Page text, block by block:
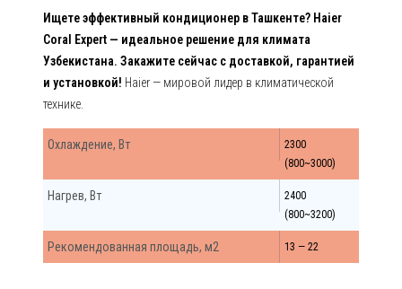
Ищете эффективный кондиционер в Ташкенте? Haier
Coral Expert — идеальное решение для климата
Узбекистана. Закажите сейчас с доставкой, гарантией
и установкой! Haier — мировой лидер в климатической
технике.
Охлаждение, Вт
2300
(800~3000)
Нагрев, Вт
2400
(800~3200)
Рекомендованная площадь, м2 13 — 22